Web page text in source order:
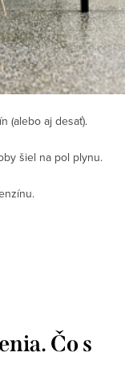
(alebo aj desať).
šiel na pol plynu.
Čo s